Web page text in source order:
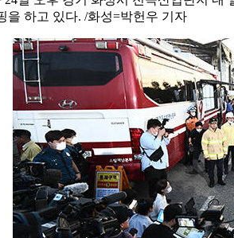
을 하고 있다. /화성=박헌우 기자